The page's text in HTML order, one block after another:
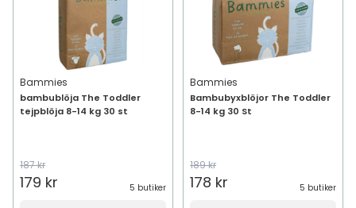
Bammies
bambublöja The Toddler
tejpblöja 8-14 kg 30 st
187 kr
179 kr 5 butiker
Bammies
Bambubyxblöjor The Toddler
8-14 kg 30 St
189 kr
178 kr 5 butiker